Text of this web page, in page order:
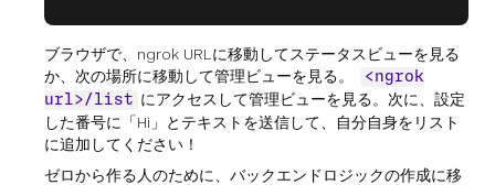
ブラウザで、ngrok URLに移動してステータスビューを見る
か、次の場所に移動して管理ビューを見る。
<ngrok
url>/list にアクセスして管理ビューを見る。次に、設定
した番号に「Hi」とテキストを送信して、自分自身をリスト
に追加してください！
ゼロから作る人のために、バックエンドロジックの作成に移